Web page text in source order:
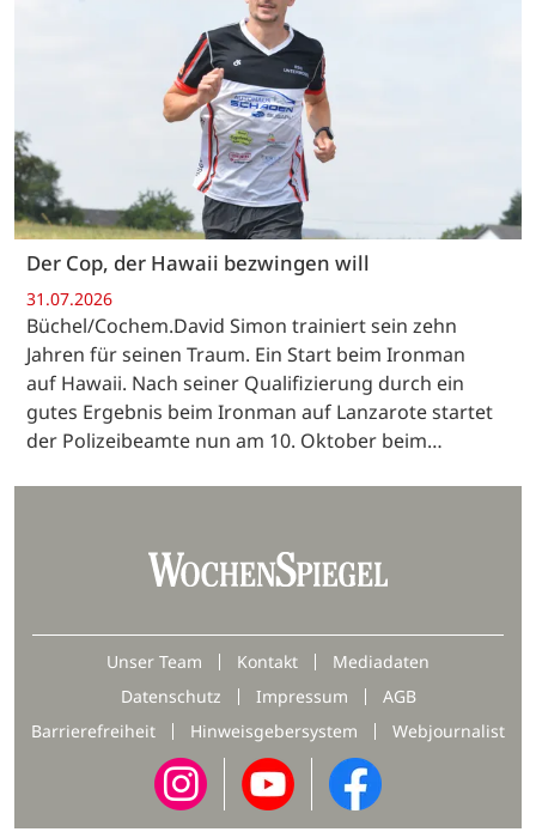
Der Cop, der Hawaii bezwingen will
31.07.2026
Büchel/Cochem.David Simon trainiert sein zehn
Jahren für seinen Traum. Ein Start beim Ironman
auf Hawaii. Nach seiner Qualifizierung durch ein
gutes Ergebnis beim Ironman auf Lanzarote startet
der Polizeibeamte nun am 10. Oktober beim…
Unser Team Kontakt
Mediadaten
Datenschutz
Impressum
AGB
Barrierefreiheit
Hinweisgebersystem Webjournalist